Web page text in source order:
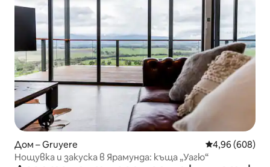
Дом – Gruyere Средна
4,96 (608)
Нощувка и закуска в Ярамунда: къща „Уагю“